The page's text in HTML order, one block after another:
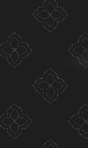
information for
without changing
our privacy policy.